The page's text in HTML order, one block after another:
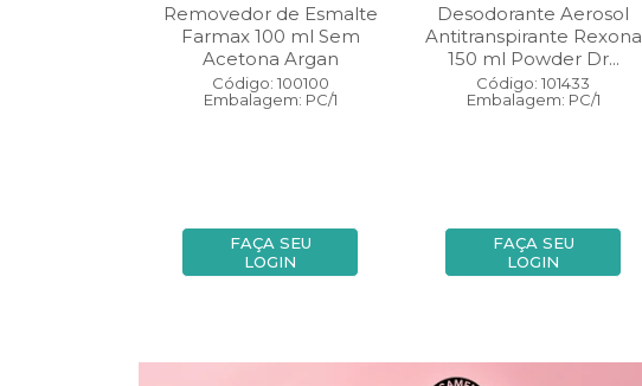
Removedor de Esmalte
Farmax 100 ml Sem
Acetona Argan
Código: 100100
Embalagem: PC/1
FAÇA SEU
LOGIN
Desodorante Aerosol
Antitranspirante Rexona
150 ml Powder Dr...
Código: 101433
Embalagem: PC/1
FAÇA SEU
LOGIN